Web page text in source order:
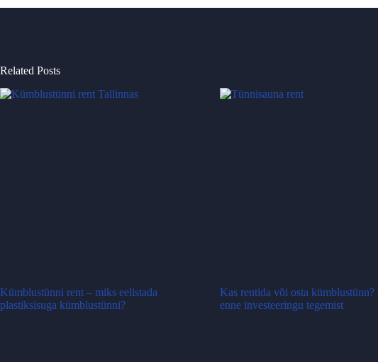
Related Posts
Kümblustünni rent – miks eelistada
plastiksisuga kümblustünni?
Kas rentida või osta
enne investeeringu tegemist